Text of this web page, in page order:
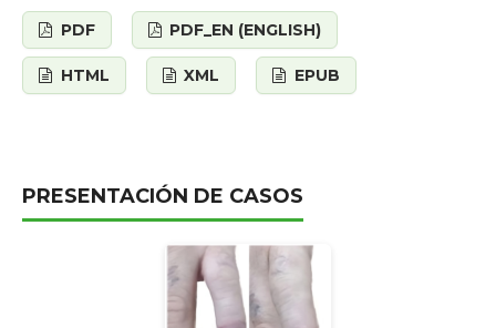
PDF PDF_EN (ENGLISH)
HTML XML EPUB
PRESENTACIÓN DE CASOS